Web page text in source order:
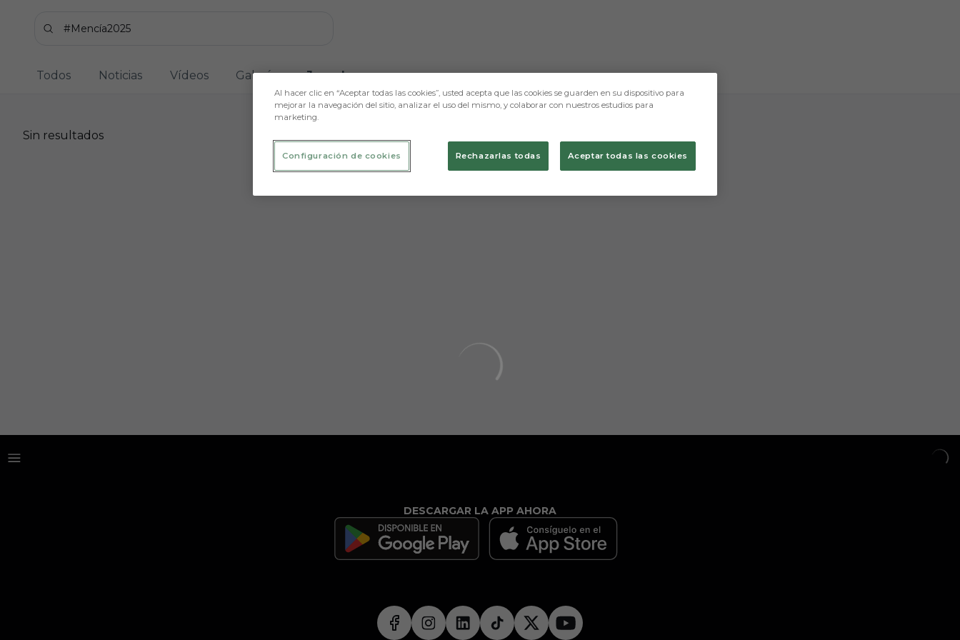
Introduce tu búsqueda, espera unos instantes y te mostraremos contenidos relacionados con esta. Mínimo tres caracteres.
Todos Noticias Vídeos Galerías Jugadores
Sin resultados
DESCARGAR LA APP AHORA
Al hacer clic en “Aceptar todas las cookies”, usted acepta que las cookies se guarden en su dispositivo para
mejorar la navegación del sitio, analizar el uso del mismo, y colaborar con nuestros estudios para
marketing.
Rechazarlas todas Aceptar todas las cookies
Configuración de cookies